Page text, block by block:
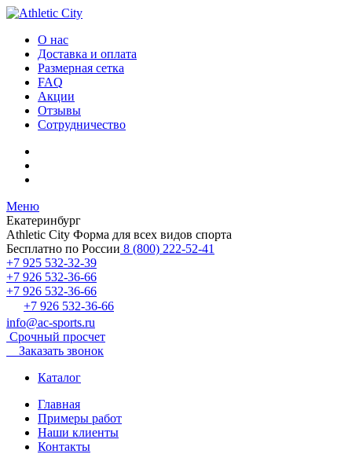
О нас
Доставка и оплата
Размерная сетка
FAQ
Акции
Отзывы
Сотрудничество
Меню
Екатеринбург
Athletic City Форма для всех видов спорта
Бесплатно по России 8 (800) 222-52-41
+7 925 532-32-39
+7 926 532-36-66
+7 926 532-36-66
+7 926 532-36-66
info@ac-sports.ru
Срочный просчет
Заказать звонок
Каталог
Главная
Примеры работ
Наши клиенты
Контакты